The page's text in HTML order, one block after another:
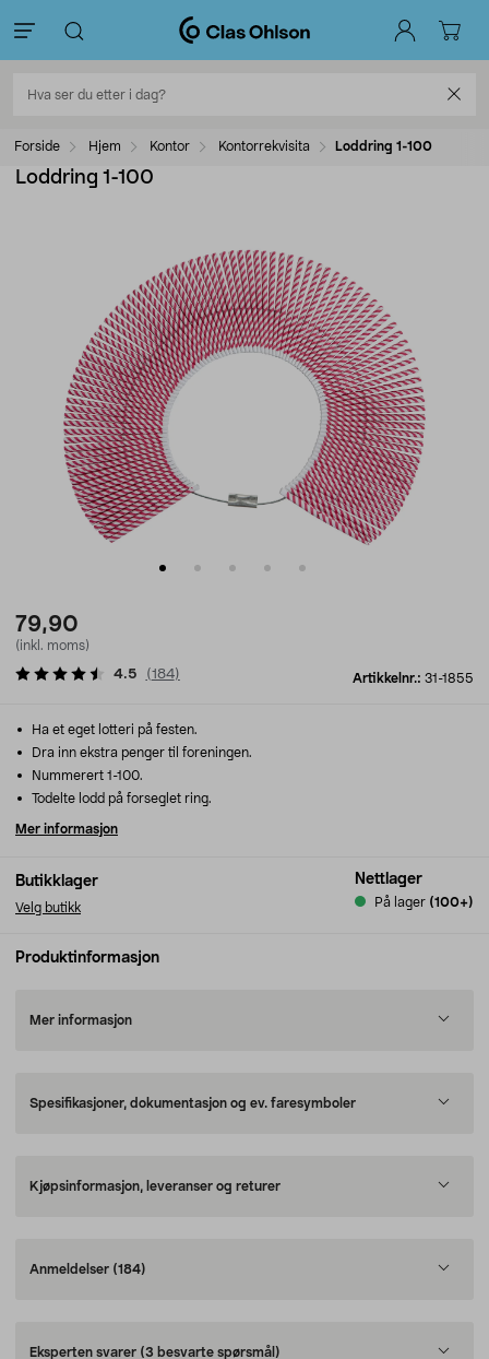
Forside Hjem Kontor Kontorrekvisita Loddring 1-100
Loddring 1-100
79,90
(inkl. moms)
Artikkelnr.: 31-1855
4.5 (184)
Butikklager
Velg butikk
Nettlager
På lager (100+)
Ha et eget lotteri på festen.
Dra inn ekstra penger til foreningen.
Nummerert 1-100.
Todelte lodd på forseglet ring.
Mer informasjon
Produktinformasjon
Mer informasjon
Spesifikasjoner, dokumentasjon og ev. faresymboler
Kjøpsinformasjon, leveranser og returer
Anmeldelser (184)
Eksperten svarer (3 besvarte spørsmål)